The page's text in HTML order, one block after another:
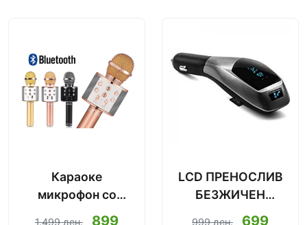
Караоке
микрофон со
Bluetooth
1.499 ден.
899
LCD ПРЕНОСЛИВ
БЕЗЖИЧЕН
МЕДИЈАЛЕН
999 ден.
699